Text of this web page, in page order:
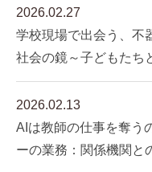
2026.02.27
学校現場で出会う、
社会の鏡～子どもたち
2026.02.13
AIは教師の仕事を奪う
ーの業務：関係機関と